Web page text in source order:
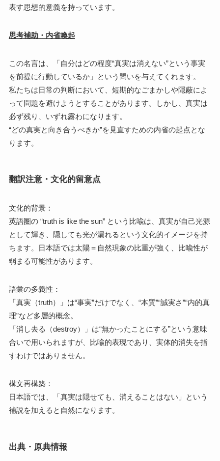
表す思想的意義を持っています。
思考補助・内省喚起
この名言は、「自分はどの程度“真実は消えない”という事実
を前提に行動しているか」という問いを与えてくれます。
私たちは日常の判断において、短期的なごまかしや隠蔽によ
って問題を避けようとすることがあります。しかし、真実は
必ず残り、いずれ露わになります。
“どの真実と向き合うべきか”を見直すための内省の起点とな
ります。
翻訳注意・文化的留意点
文化的背景：
英語圏の “truth is like the sun” という比喩は、真実が自己光源
として輝き、隠しても光が漏れるという文化的イメージを持
ちます。日本語では太陽＝自然現象の比重が強く、比喩性が
弱まる可能性があります。
語彙の多義性：
「真実（truth）」は“事実”だけでなく、“本質”“誠実さ”“内的真
理”など多層的概念。
「消し去る（destroy）」は“無かったことにする”という意味
合いで用いられますが、比喩的表現であり、実体的消失を指
すわけではありません。
構文再構築：
日本語では、「真実は隠せても、消えることはない」という
補説を加えると自然になります。
出典・原典情報